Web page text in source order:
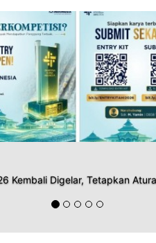
Kembali Digelar, Tetapkan